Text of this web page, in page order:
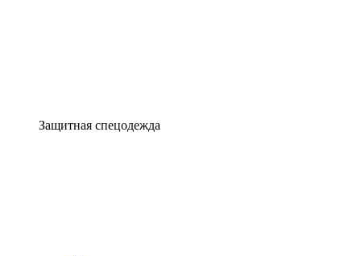
Защитная спецодежда